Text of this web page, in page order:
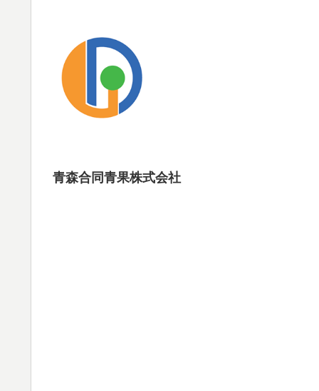
青森合同青果株式会社